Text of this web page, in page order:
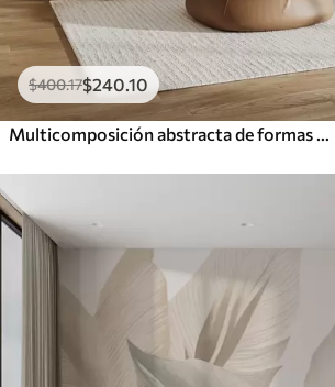
$400.17$240 .10